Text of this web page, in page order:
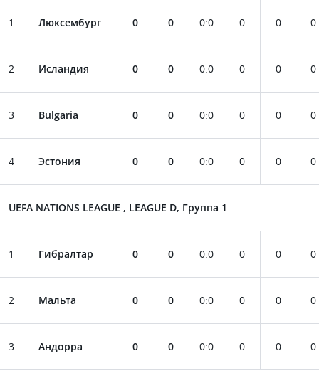
1 Люксембург 0 0 0:0 0 0 0
2 Исландия 0 0 0:0 0 0 0
3 Bulgaria 0 0 0:0 0 0 0
4 Эстония 0 0 0:0 0 0 0
UEFA NATIONS LEAGUE , LEAGUE D, Группа 1
1 Гибралтар 0 0 0:0 0 0 0
2 Мальта 0 0 0:0 0 0 0
3 Андорра 0 0 0:0 0 0 0